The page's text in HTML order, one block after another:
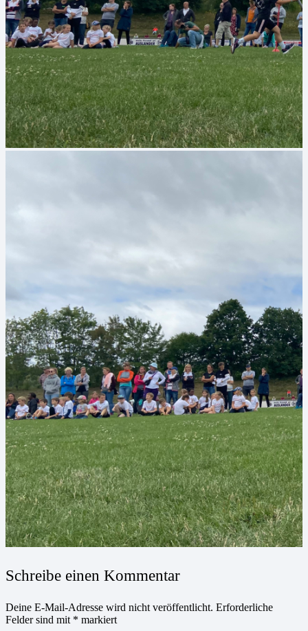
Schreibe einen Kommentar
Deine E-Mail-Adresse wird nicht veröffentlicht. Erforderliche
Felder sind mit * markiert